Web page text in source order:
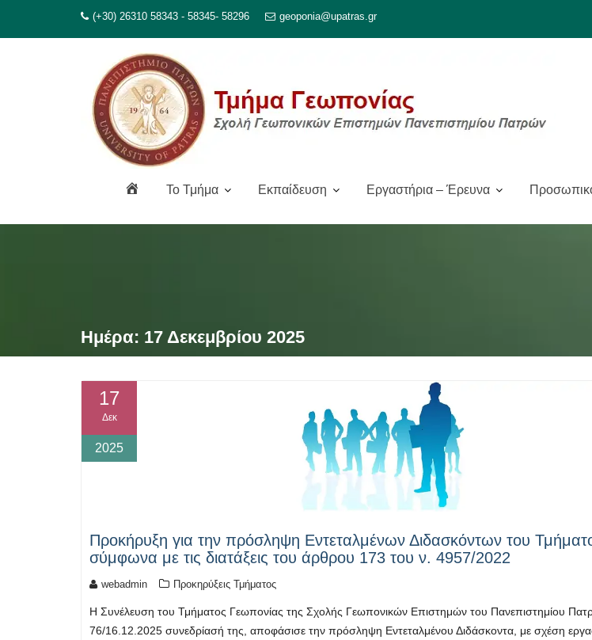
(+30) 26310 58343 - 58345- 58296 geoponia@upatras.gr
To Τμήμα Εκπαίδευση Εργαστήρια – Έρευνα
Ημέρα: 17 Δεκεμβρίου 2025
17
Δεκ
2025
Προκήρυξη για την πρόσληψη Εντεταλμένων Διδασκόντων του
σύμφωνα με τις διατάξεις του άρθρου 173 του ν. 4957/2022
webadmin Προκηρύξεις Τμήματος
Η Συνέλευση του Τμήματος Γεωπονίας της Σχολής Γεωπονικών Επιστημών του Πανεπιστημίου
76/16.12.2025 συνεδρίασή της, αποφάσισε την πρόσληψη Εντεταλμένου Διδάσκοντα, με σχέση